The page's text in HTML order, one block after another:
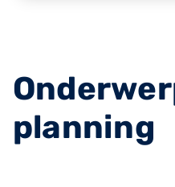
planning